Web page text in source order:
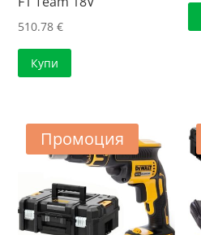
510.78€
Купи
Промоция